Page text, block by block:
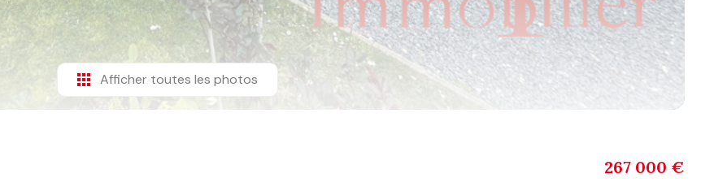
Afficher toutes les photos
267 000 €